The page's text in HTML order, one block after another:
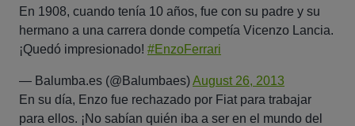
En 1908, cuando tenía 10 años, fue con su padre y su
hermano a una carrera donde competía Vicenzo Lancia.
¡Quedó impresionado! #EnzoFerrari
— Balumba.es (@Balumbaes)August 26, 2013
En su día, Enzo fue rechazado por Fiat para trabajar
para ellos. ¡No sabían quién iba a ser en el mundo del